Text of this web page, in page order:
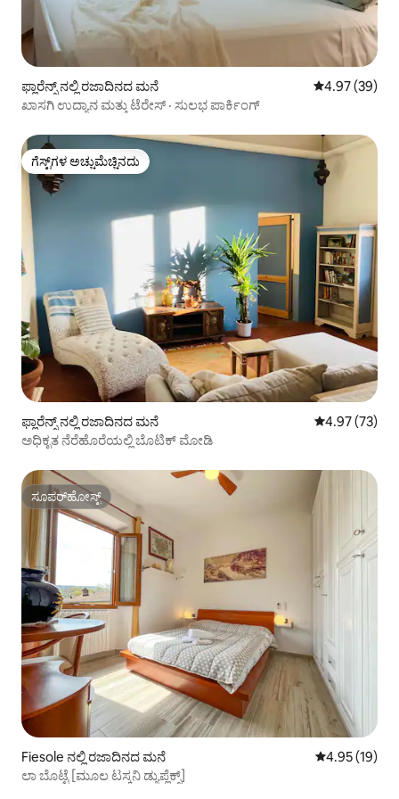
ಫ್ಲಾರೆನ್ಸ್ ನಲ್ಲಿ ರಜಾದಿನದ ಮನೆ 5 ರಲ್ಲಿ 4.97
4.97 (39)
ಖಾಸಗಿ ಉದ್ಯಾನ ಮತ್ತು ಟೆರೇಸ್ · ಸುಲಭ ಪಾರ್ಕಿಂಗ್
ಗೆಸ್ಟ್‌ಗಳ ಅಚ್ಚುಮೆಚ್ಚಿನದು
ಗೆಸ್ಟ್‌ಗಳ ಅಚ್ಚುಮೆಚ್ಚಿನದು
ಫ್ಲಾರೆನ್ಸ್ ನಲ್ಲಿ ರಜಾದಿನದ ಮನೆ 5 ರಲ್ಲಿ 4.97
4.97 (73)
ಅಧಿಕೃತ ನೆರೆಹೊರೆಯಲ್ಲಿ ಬೊಟಿಕ್ ಮೋಡಿ
ಸೂಪರ್‌ಹೋಸ್ಟ್
ಸೂಪರ್‌ಹೋಸ್ಟ್
Fiesole ನಲ್ಲಿ ರಜಾದಿನದ ಮನೆ 5 ರಲ್ಲಿ 4.95
4.95 (19)
ಲಾ ಬೊಟ್ಟೆ [ಮೂಲ ಟಸ್ಕನಿ ಡ್ಯುಪ್ಲೆಕ್ಸ್]